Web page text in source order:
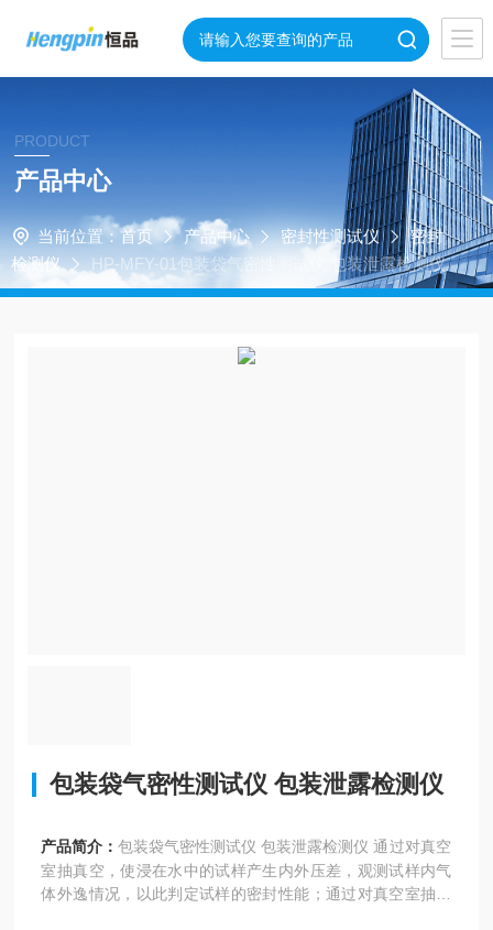
PRODUCT
产品中心
当前位置： 首页 产品中心 密封性测试仪
密封
检测仪
HP-MFY-01包装袋气密性测试仪 包装泄露检测仪
包装袋气密性测试仪 包装泄露检测仪
产品简介：包装袋气密性测试仪 包装泄露检测仪 通过对真空
室抽真空，使浸在水中的试样产生内外压差，观测试样内气
体外逸情况，以此判定试样的密封性能；通过对真空室抽真